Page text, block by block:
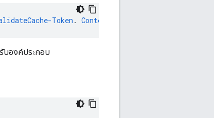
Token . Context
บองค์ประกอบ